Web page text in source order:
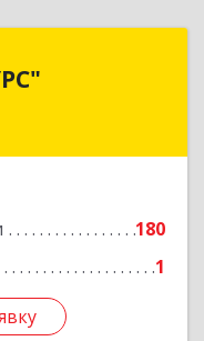
180
1
г, Благодатный